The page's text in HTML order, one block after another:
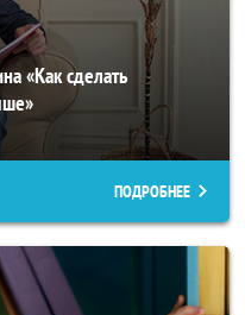
«Как сделать
ПОДРОБНЕЕ